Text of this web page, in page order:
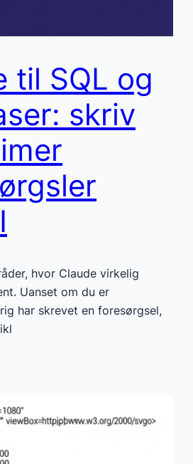
til SQL og
skriv
hvor Claude virkelig
Uanset om du er
har skrevet en foresørgsel,